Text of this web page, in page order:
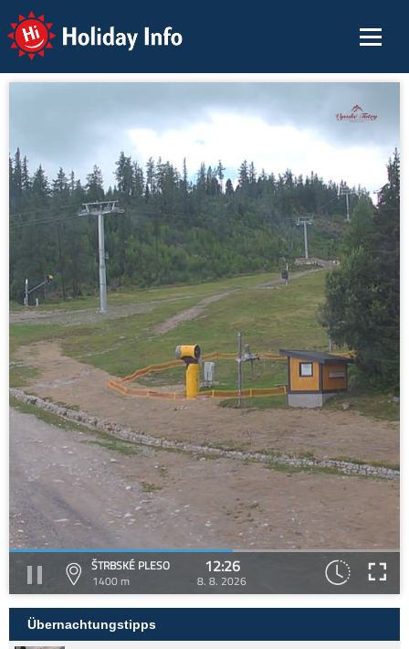
Holiday Info
ŠTRBSKÉ PLESO
1400 m
12:26
8. 8. 2026
Übernachtungstipps